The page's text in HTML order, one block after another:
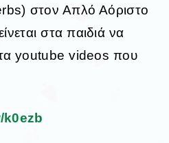
στον Απλό Αόριστο
στα παιδιά να
youtube videos που